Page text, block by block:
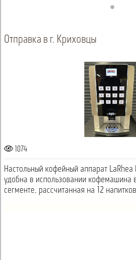
Отправка в г. Криховцы
1074
Настольный кофейный аппарат LaRhea
удобна в использовании кофемашина
сегменте, рассчитанная на 12